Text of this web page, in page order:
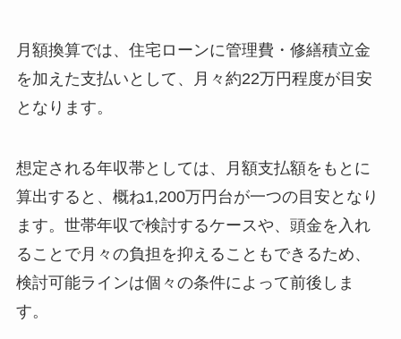
月額換算では、住宅ローンに管理費・修繕積立金
を加えた支払いとして、月々約22万円程度が目安
となります。
想定される年収帯としては、月額支払額をもとに
算出すると、概ね1,200万円台が一つの目安となり
ます。世帯年収で検討するケースや、頭金を入れ
ることで月々の負担を抑えることもできるため、
検討可能ラインは個々の条件によって前後しま
す。